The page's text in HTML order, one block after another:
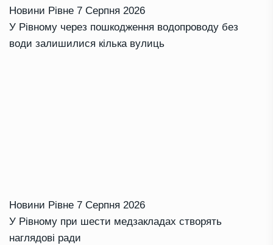
Новини Рівне 7 Серпня 2026
У Рівному через пошкодження водопроводу без
води залишилися кілька вулиць
Новини Рівне 7 Серпня 2026
У Рівному при шести медзакладах створять
наглядові ради